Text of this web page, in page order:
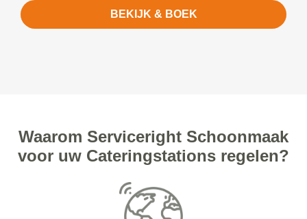
BEKIJK & BOEK
Waarom Serviceright Schoonmaak
voor uw Cateringstations regelen?